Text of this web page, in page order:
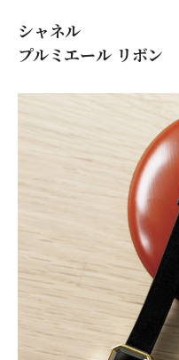
シャネル
プルミエール リボン